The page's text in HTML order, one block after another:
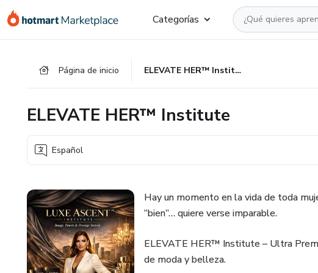
Categorías
Página de inicio ELEVATE HER™ Institute
ELEVATE HER™ Institute
Español
Hay un momento en la vida de toda
“bien”… quiere verse imparable.
ELEVATE HER™ Institute – Ultra
de moda y belleza.